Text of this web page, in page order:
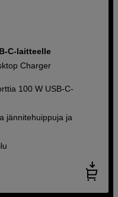
C-laitteelle
Charger
100 W USB-C-
jännitehuippuja ja